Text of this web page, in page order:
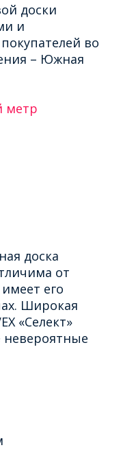
доски
и
во
– Южная
метр
доска
от
его
Широкая
«Селект»
невероятные